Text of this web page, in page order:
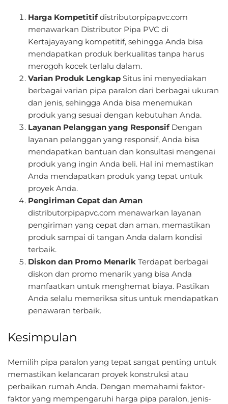
Harga Kompetitif distributorpipapvc.com
menawarkan Distributor Pipa PVC di
Kertajayayang kompetitif, sehingga Anda bisa
mendapatkan produk berkualitas tanpa harus
merogoh kocek terlalu dalam.
Varian Produk Lengkap Situs ini menyediakan
berbagai varian pipa paralon dari berbagai ukuran
dan jenis, sehingga Anda bisa menemukan
produk yang sesuai dengan kebutuhan Anda.
Layanan Pelanggan yang Responsif Dengan
layanan pelanggan yang responsif, Anda bisa
mendapatkan bantuan dan konsultasi mengenai
produk yang ingin Anda beli. Hal ini memastikan
Anda mendapatkan produk yang tepat untuk
proyek Anda.
Pengiriman Cepat dan Aman
distributorpipapvc.com menawarkan layanan
pengiriman yang cepat dan aman, memastikan
produk sampai di tangan Anda dalam kondisi
terbaik.
Diskon dan Promo Menarik Terdapat berbagai
diskon dan promo menarik yang bisa Anda
manfaatkan untuk menghemat biaya. Pastikan
Anda selalu memeriksa situs untuk mendapatkan
penawaran terbaik.
Kesimpulan
Memilih pipa paralon yang tepat sangat penting untuk
memastikan kelancaran proyek konstruksi atau
perbaikan rumah Anda. Dengan memahami faktor-
faktor yang mempengaruhi harga pipa paralon, jenis-